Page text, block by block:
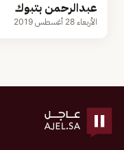
عبدالرحمن بتبوك
الأربعاء 28 أغسطس 2019